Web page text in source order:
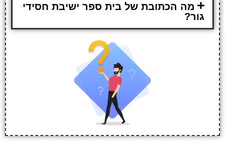
מה הכתובת של בית ספר ישיבת חסידי
גור?